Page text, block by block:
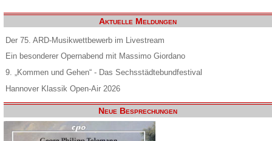
Aktuelle Meldungen
Der 75. ARD-Musikwettbewerb im Livestream
Ein besonderer Opernabend mit Massimo Giordano
9. „Kommen und Gehen“ - Das Sechsstädtebundfestival
Hannover Klassik Open-Air 2026
Neue Besprechungen